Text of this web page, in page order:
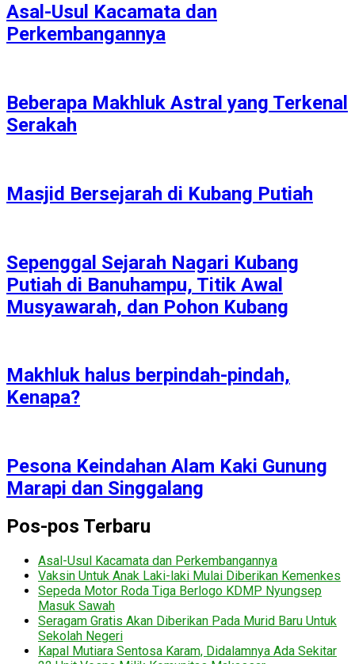
Asal-Usul Kacamata dan
Perkembangannya
Beberapa Makhluk Astral yang Terkenal
Serakah
Masjid Bersejarah di Kubang Putiah
Sepenggal Sejarah Nagari Kubang
Putiah di Banuhampu, Titik Awal
Musyawarah, dan Pohon Kubang
Makhluk halus berpindah-pindah,
Kenapa?
Pesona Keindahan Alam Kaki Gunung
Marapi dan Singgalang
Pos-pos Terbaru
Asal-Usul Kacamata dan Perkembangannya
Vaksin Untuk Anak Laki-laki Mulai Diberikan Kemenkes
Sepeda Motor Roda Tiga Berlogo KDMP Nyungsep
Masuk Sawah
Seragam Gratis Akan Diberikan Pada Murid Baru Untuk
Sekolah Negeri
Kapal Mutiara Sentosa Karam, Didalamnya Ada Sekitar